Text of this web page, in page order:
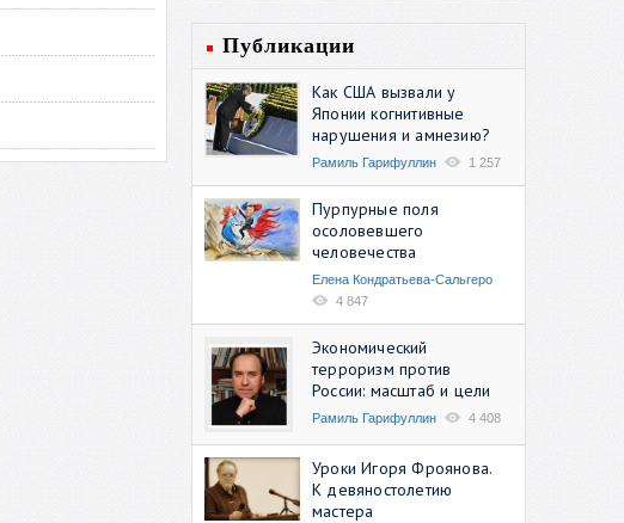
Публикации
Как США вызвали у
Японии когнитивные
нарушения и амнезию?
Рамиль Гарифуллин 1 257
Пурпурные поля
осоловевшего
человечества
Елена Кондратьева-Сальгеро
4 847
Экономический
терроризм против
России: масштаб и цели
Рамиль Гарифуллин 4 408
Уроки Игоря Фроянова.
К девяностолетию
мастера